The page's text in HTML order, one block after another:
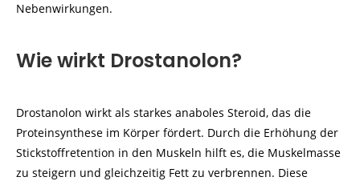
Nebenwirkungen.
Wie wirkt Drostanolon?
Drostanolon wirkt als starkes anaboles Steroid, das die
Proteinsynthese im Körper fördert. Durch die Erhöhung der
Stickstoffretention in den Muskeln hilft es, die Muskelmasse
zu steigern und gleichzeitig Fett zu verbrennen. Diese